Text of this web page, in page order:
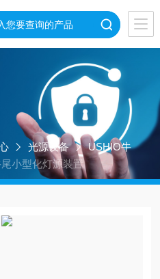
光源设备
USHIO牛
小型化灯源装置